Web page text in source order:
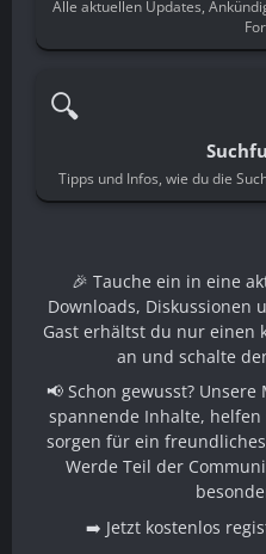
Alle aktuellen Updates,
🔍
Tipps und Infos, wie du die
🎉 Tauche ein in eine
Downloads, Diskussionen
Gast erhältst du nur einen
an und schalte
📢 Schon gewusst?
spannende Inhalte,
sorgen für ein
Werde Teil der
➡️ Jetzt kostenlos